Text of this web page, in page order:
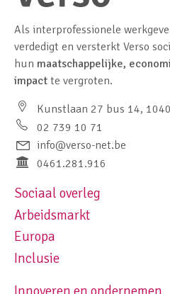
Als interprofessionele
verdedigt en versterkt Verso
hun maatschappelijke,
impact te vergroten.
Kunstlaan 27 bus 14,
02 739 10 71
info@verso-net.be
0461.281.916
Footer navigation left
Sociaal overleg
Arbeidsmarkt
Europa
Inclusie